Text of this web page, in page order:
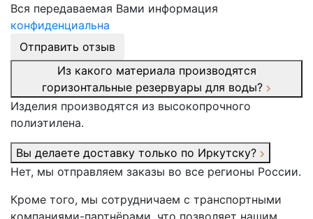
Вся передаваемая Вами информация
конфиденциальна
Отправить отзыв
Из какого материала производятся
горизонтальные резервуары для воды?
Изделия производятся из высокопрочного
полиэтилена.
Вы делаете доставку только по Иркутску?
Нет, мы отправляем заказы во все регионы России.
Кроме того, мы сотрудничаем с транспортными